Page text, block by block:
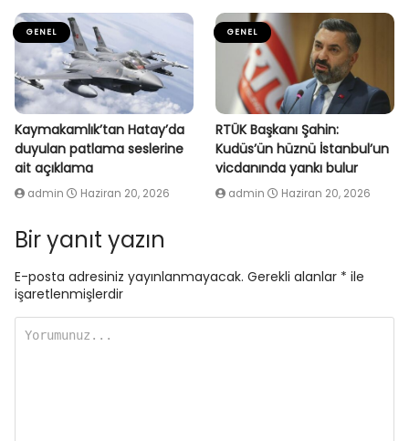
GENEL
Kaymakamlık’tan Hatay’da
duyulan patlama seslerine
ait açıklama
admin Haziran 20, 2026
GENEL
RTÜK Başkanı Şahin:
Kudüs’ün hüznü İstanbul’un
vicdanında yankı bulur
admin Haziran 20, 2026
Bir yanıt yazın
E-posta adresiniz yayınlanmayacak. Gerekli alanlar * ile
işaretlenmişlerdir